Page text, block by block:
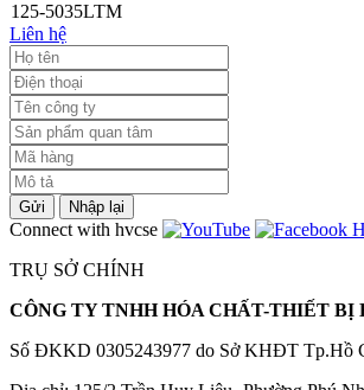
125-5035LTM
Liên hệ
Gửi Nhập lại
Connect with hvcse
TRỤ SỞ CHÍNH
CÔNG TY TNHH HÓA CHẤT-THIẾT BỊ
Số ĐKKD 0305243977 do Sở KHĐT Tp.Hồ